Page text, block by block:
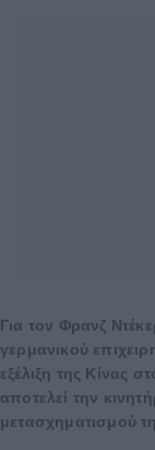
Για τον Φρανζ
γερμανικού
εξέλιξη της Κίνας
αποτελεί την
μετασχηματισμού